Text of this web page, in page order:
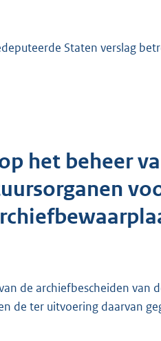
Staten verslag
het beheer
de archiefbescheiden van
de ter uitvoering daarvan